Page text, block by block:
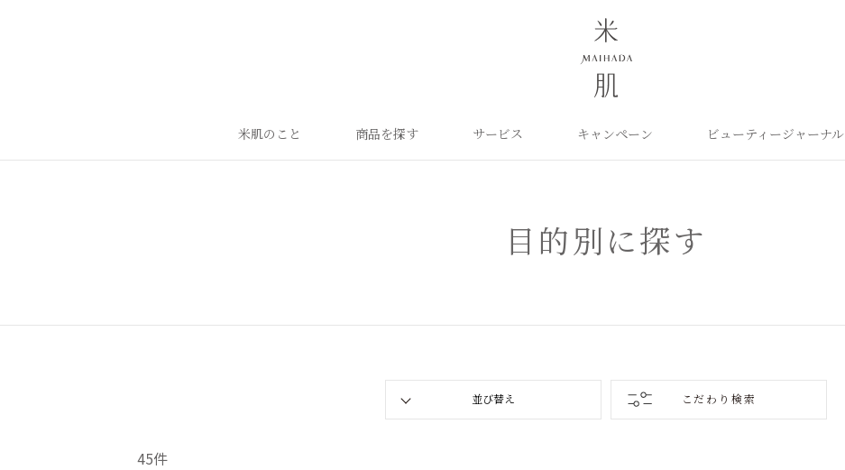
米肌のこと 商品を探す
すべての商品
角質ふきとり美容液
化粧水
クリーム
雑貨
ライスパワーセレクト
毛穴ケア
美白ケア
サービス キャンペーン ビューティージャーナル
目的別に探す
こだわり検索
45件